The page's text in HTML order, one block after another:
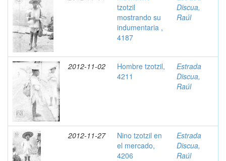
tzotzil
mostrando su
indumentaria ,
4187
Discua,
Raúl
2012-11-02
Hombre tzotzil,
4211
Estrada
Discua,
Raúl
2012-11-27
Nino tzotzil en
el mercado,
4206
Estrada
Discua,
Raúl